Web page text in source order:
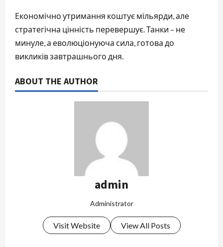
Економічно утримання коштує мільярди, але
стратегічна цінність перевершує. Танки – не
минуле, а еволюціонуюча сила, готова до
викликів завтрашнього дня.
ABOUT THE AUTHOR
admin
Administrator
Visit Website View All Posts